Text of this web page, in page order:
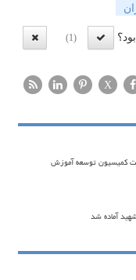
(1)
X
کمیسیون توسعه آموزش